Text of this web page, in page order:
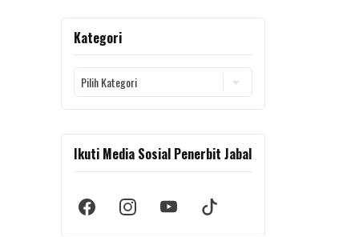
Kategori
Kategori
Ikuti Media Sosial Penerbit Jabal